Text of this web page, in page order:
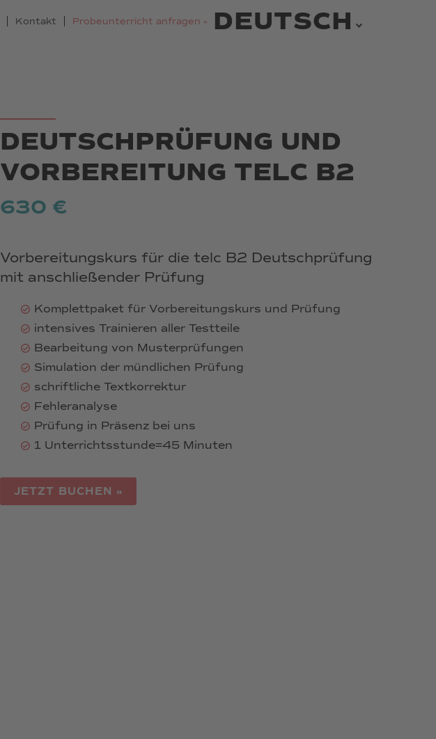
Kontakt Probeunterricht anfragen » DEUTSCH
DEUTSCHPRÜFUNG UND
VORBEREITUNG TELC B2
630 €
Vorbereitungskurs für die telc B2 Deutschprüfung
mit anschließender Prüfung
Komplettpaket für Vorbereitungskurs und Prüfung
intensives Trainieren aller Testteile
Bearbeitung von Musterprüfungen
Simulation der mündlichen Prüfung
schriftliche Textkorrektur
Fehleranalyse
Prüfung in Präsenz bei uns
1 Unterrichtsstunde=45 Minuten
JETZT BUCHEN »